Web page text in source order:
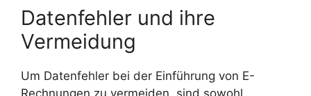
Datenfehler und ihre
Vermeidung
Um Datenfehler bei der Einführung von E-